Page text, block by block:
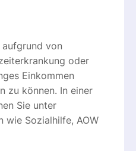
aufgrund von
oder
Einkommen
zu können. In einer
Sie unter
wie Sozialhilfe, AOW